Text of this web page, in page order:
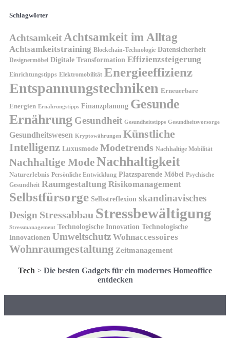
Schlagwörter
Achtsamkeit Achtsamkeit im Alltag
Achtsamkeitstraining Blockchain-Technologie Datensicherheit
Designermöbel Digitale Transformation Effizienzsteigerung
Einrichtungstipps Elektromobilität Energieeffizienz
Entspannungstechniken Erneuerbare
Energien Ernährungstipps Finanzplanung Gesunde
Ernährung Gesundheit Gesundheitstipps Gesundheitsvorsorge
Gesundheitswesen Kryptowährungen Künstliche
Intelligenz Luxusmode Modetrends Nachhaltige Mobilität
Nachhaltige ModeNachhaltigkeit
Naturerlebnis Persönliche Entwicklung Platzsparende Möbel Psychische
Gesundheit Raumgestaltung Risikomanagement
Selbstfürsorge Selbstreflexion skandinavisches
Design Stressabbau Stressbewältigung
Stressmanagement Technologische Innovation Technologische
Innovationen Umweltschutz Wohnaccessoires
Wohnraumgestaltung Zeitmanagement
Tech > Die besten Gadgets für ein modernes Homeoffice
entdecken